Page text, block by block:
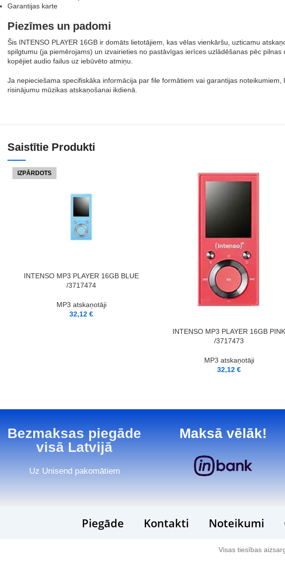
Garantijas karte
Piezīmes un padomi
Šis INTENSO PLAYER 16GB ir domāts lietotājiem, kas vēlas vienkāršu, uzticamu
spilgtumu (ja piemērojams) un izvairieties no pastāvīgas ierīces uzlādēšanas pēc
kopējiet audio failus uz iebūvēto atmiņu.
Ja nepieciešama specifiskāka informācija par file formātiem vai garantijas
risinājumu mūzikas atskaņošanai ikdienā.
Saistītie Produkti
IZPĀRDOTS
LASĪT VAIRĀK
INTENSO MP3 PLAYER 16GB BLUE
/3717474
MP3 atskaņotāji
32,12 €
PIEVIENOT GROZAM
INTENSO MP3 PLAYER 16GB PINK
/3717473
MP3 atskaņotāji
32,12 €
Bezmaksas piegāde
visā Latvijā
Uz Unisend pakomātiem
Maksā vēlāk!
Piegāde Kontakti Noteikumi
Visas tiesības